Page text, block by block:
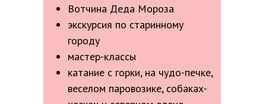
Вотчина Деда Мороза
экскурсия по старинному
городу
мастер-классы
катание с горки, на чудо-печке,
веселом паровозике, собаках-